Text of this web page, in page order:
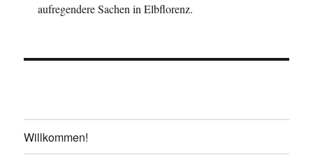
aufregendere Sachen in Elbflorenz.
Willkommen!